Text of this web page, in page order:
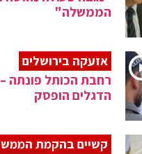
הממשלה"
אזעקה בירושלים
רחבת הכותל פונתה
הדגלים הופסק
קשיים בהקמת